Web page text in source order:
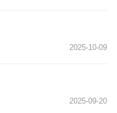
2025-10-09
2025-09-20